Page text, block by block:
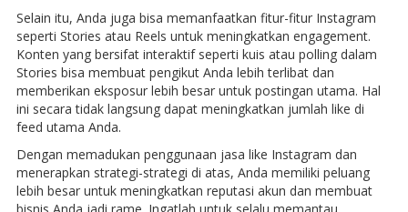
Selain itu, Anda juga bisa memanfaatkan fitur-fitur Instagram
seperti Stories atau Reels untuk meningkatkan engagement.
Konten yang bersifat interaktif seperti kuis atau polling dalam
Stories bisa membuat pengikut Anda lebih terlibat dan
memberikan eksposur lebih besar untuk postingan utama. Hal
ini secara tidak langsung dapat meningkatkan jumlah like di
feed utama Anda.
Dengan memadukan penggunaan jasa like Instagram dan
menerapkan strategi-strategi di atas, Anda memiliki peluang
lebih besar untuk meningkatkan reputasi akun dan membuat